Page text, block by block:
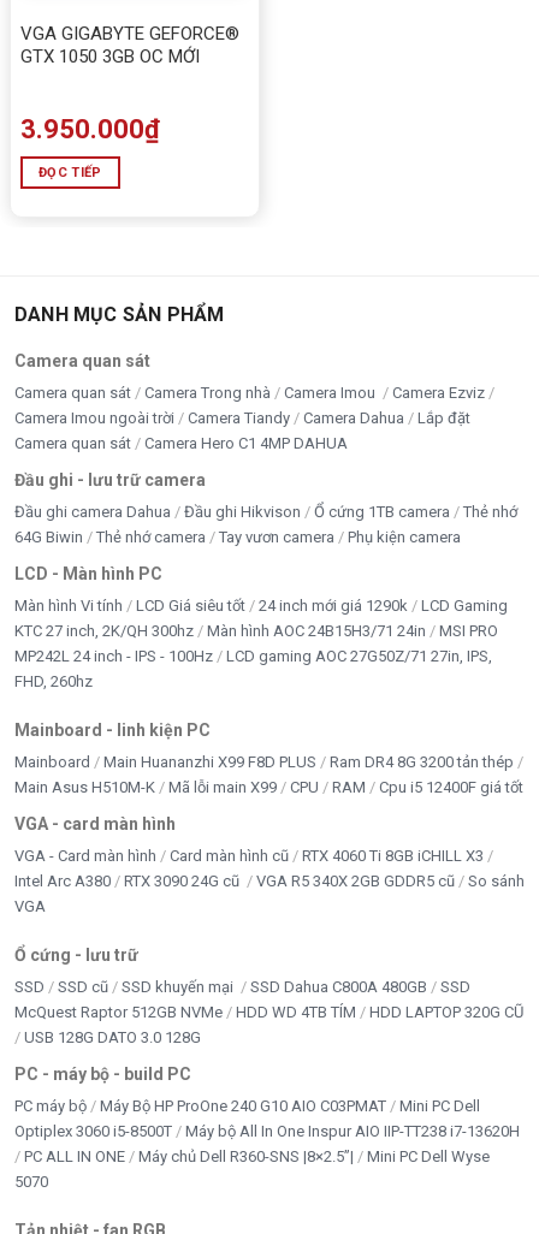
VGA GIGABYTE GEFORCE®
GTX 1050 3GB OC MỚI
3.950.000₫
ĐỌC TIẾP
DANH MỤC SẢN PHẨM
Camera quan sát
Camera quan sát Camera Trong nhà Camera Imou
Camera Ezviz
Camera Imou ngoài trời
Camera Tiandy Camera Dahua
Lắp đặt
Camera quan sát
Camera Hero C1 4MP DAHUA
Đầu ghi - lưu trữ camera
Đầu ghi camera Dahua Đầu ghi Hikvison Ổ cứng 1TB camera
Thẻ nhớ
64G Biwin
Thẻ nhớ camera Tay vươn camera Phụ kiện camera
LCD - Màn hình PC
Màn hình Vi tính LCD Giá siêu tốt 24 inch mới giá 1290k
LCD Gaming
KTC 27 inch, 2K/QH 300hz
Màn hình AOC 24B15H3/71 24in
MSI PRO
MP242L 24 inch - IPS - 100Hz
LCD gaming AOC 27G50Z/71 27in, IPS,
FHD, 260hz
Mainboard - linh kiện PC
Mainboard Main Huananzhi X99 F8D PLUS
Ram DR4 8G 3200 tản thép
Main Asus H510M-K
Mã lỗi main X99 CPU RAM Cpu i5 12400F giá tốt
VGA - card màn hình
VGA - Card màn hình Card màn hình cũ
RTX 4060 Ti 8GB iCHILL X3
Intel Arc A380
RTX 3090 24G cũ VGA R5 340X 2GB GDDR5 cũ
So sánh
VGA
Ổ cứng - lưu trữ
SSD SSD cũ SSD khuyến mại SSD Dahua C800A 480GB
SSD
McQuest Raptor 512GB NVMe
HDD WD 4TB TÍM
HDD LAPTOP 320G CŨ
USB 128G DATO 3.0 128G
PC - máy bộ - build PC
PC máy bộ Máy Bộ HP ProOne 240 G10 AIO C03PMAT
Mini PC Dell
Optiplex 3060 i5-8500T
Máy bộ All In One Inspur AIO IIP-TT238 i7-13620H
PC ALL IN ONE
Máy chủ Dell R360-SNS |8×2.5”|
Mini PC Dell Wyse
5070